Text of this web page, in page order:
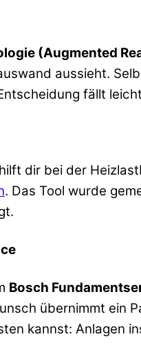
(Augmented
aussieht.
fällt
dir bei der
. Das Tool wurde
Bosch
übernimmt ein
kannst: Anlagen